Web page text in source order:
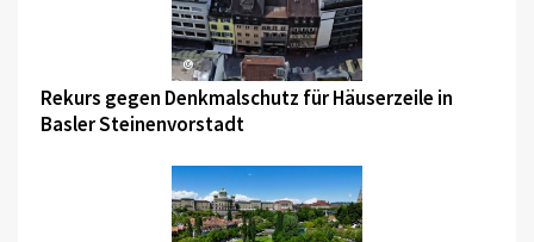
©
Rekurs gegen Denkmalschutz für Häuserzeile in
Basler Steinenvorstadt